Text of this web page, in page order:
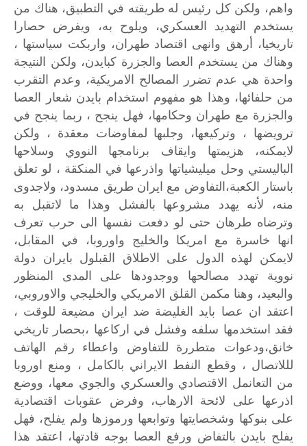
واهم، ولكن كل رئيس له طريقته في التطبيق، هناك من
يستخدم
التهديد العسكري، ويلوح به، ويفرض
حصارا
تاريخيا، أرهق وانهى اقتصاد طهران، واربكت سياستها ،
وهناك من يستخدم العصا والجزرة كبايدن، ولكن النتيجة
واحدة هي عدم تضرر المصالح الامريكية، وعدم التقرب
من حلفائها، وهذا هو مفهوم استخدام بايدن شعار
العصا
والجزرة مع طهران وحكامها، فهل ينجح ، ربما ينجح في
ترويضها ، وتركيعها، وجلبها لمفاوضات معقدة ،
ولكن
لايمكنه،
هزيمتها وايقاف برنامجها النووي
وسلاحها
الباليستي وحل ميليشياتها واذرعها في المنكقة ، لو تعلق
باستار الكعبة،التفاوض مع ايران طريق مسدود، ولاجدوى
منه،
لأنه يهدد مشروعها بالفشل وهذا ما لاتقبل
به
وترضاه طرهان حتى لو دفعت نفسها الى حرب تعرف
انها
خاسرة مع امريكا والخليج واوروبا، في
المقابل،
لايمكن
لهذه الدول على الاطلاق القبلول بايران
دولة
نووية
تهدد مصالحها ووجدودها على المدى
المنظور
والبعيد، وهنا مكمن القلق الامريكي والخليجي والاوروبي،
اعتقد ان عصا بايد الغليضة ضد ايران مضيعة للوقت ،
فقد استخدمها سلفه وفشل في اركاعها ،بحصار تاريخي
خانق،ودعوات
متطررة للتفاوض واعطاء رقم
الهاتف
لللاتصال ، وقطع النفط الايراني بالكامل ، ومنع اوروبا
من التعانمل الاقتصادي والعسكري والجوي معها، ووضع
اذرعها
على لائحة الارهاب، وفرض عقوبات
اقتصادية
على بنوكها وشخصايتها وتوابعها ورموزها ولم يفلح، فهل
يفلح بايدن بالتفاض ورفع العصا بوجه قادتها، اعتقد هذا